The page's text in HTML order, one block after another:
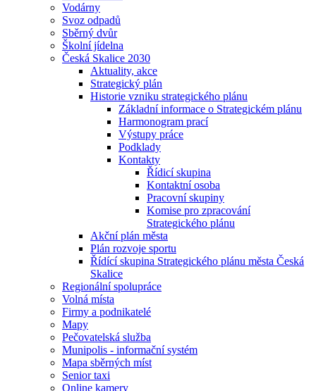
Vodárny
Svoz odpadů
Sběrný dvůr
Školní jídelna
Česká Skalice 2030
Aktuality, akce
Strategický plán
Historie vzniku strategického plánu
Základní informace o Strategickém plánu
Harmonogram prací
Výstupy práce
Podklady
Kontakty
Řídicí skupina
Kontaktní osoba
Pracovní skupiny
Komise pro zpracování
Strategického plánu
Akční plán města
Plán rozvoje sportu
Řídící skupina Strategického plánu města Česká
Skalice
Regionální spolupráce
Volná místa
Firmy a podnikatelé
Mapy
Pečovatelská služba
Munipolis - informační systém
Mapa sběrných míst
Senior taxi
Online kamery